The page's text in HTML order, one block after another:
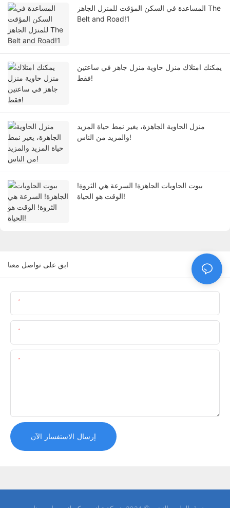
المساعدة في السكن المؤقت للمنزل الجاهز The
Belt and Road!1
يمكنك امتلاك منزل حاوية منزل جاهز في ساعتين
فقط!
منزل الحاوية الجاهزة، يغير نمط حياة المزيد
والمزيد من الناس!
بيوت الحاويات الجاهزة! السرعة هي الثروة!
الوقت هو الحياة!
ابق على تواصل معنا
إرسال الاستفسار الآن